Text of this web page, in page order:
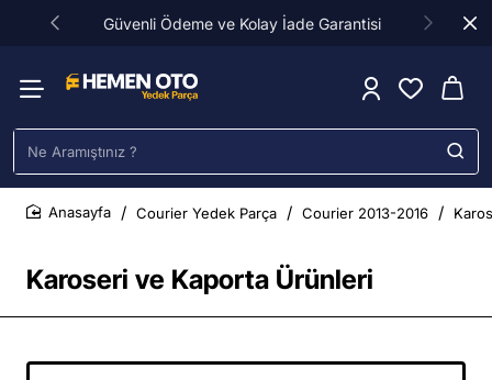
Güvenli Ödeme ve Kolay İade Garantisi
Ne
Aramıştınız
Karoseri ve Kaporta Ürünleri
Courier Yedek Parça Courier 2013-2016